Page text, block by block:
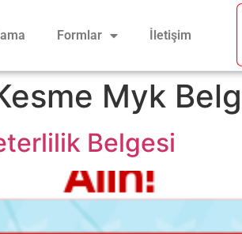
Formlar İletişim
Myk
Belgesi